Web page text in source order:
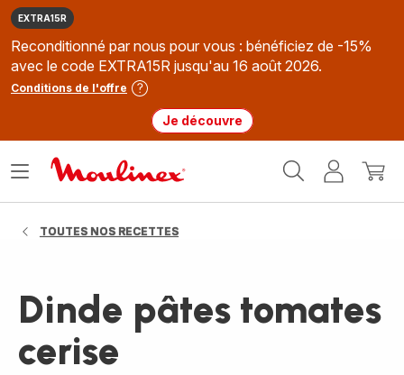
EXTRA15R
Reconditionné par nous pour vous : bénéficiez de -15%
avec le code EXTRA15R jusqu'au 16 août 2026.
Conditions de l'offre
Je découvre
MonMon
Ouvrir
TOUTES NOS RECETTES
Dinde pâtes tomates
cerise